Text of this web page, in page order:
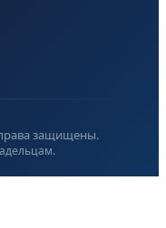
права защищены.